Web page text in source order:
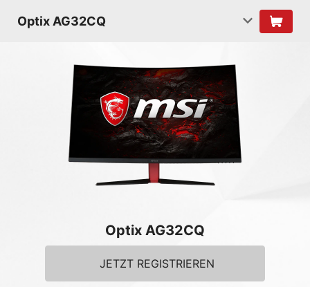
Optix AG32CQ
Optix AG32CQ
JETZT REGISTRIEREN